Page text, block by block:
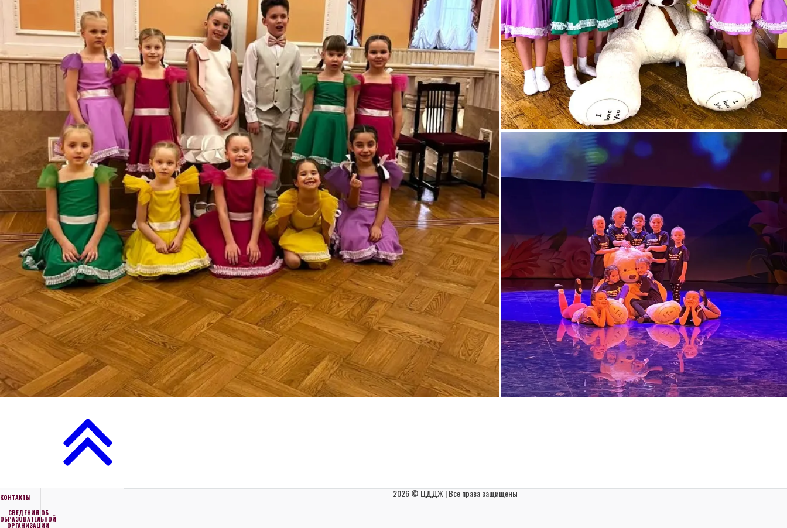
КОНТАКТЫ
СВЕДЕНИЯ ОБ
ОБРАЗОВАТЕЛЬНОЙ
ОРГАНИЗАЦИИ
2026 © ЦДДЖ | Все права защищены